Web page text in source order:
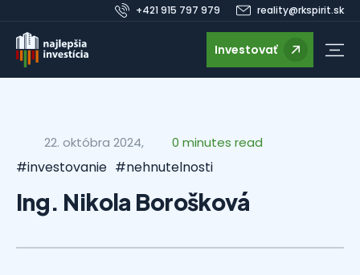
+421 915 797 979 reality@rkspirit.sk
Investovať
22. októbra 2024, 0 minutes read
#investovanie #nehnutelnosti
Ing. Nikola Borošková